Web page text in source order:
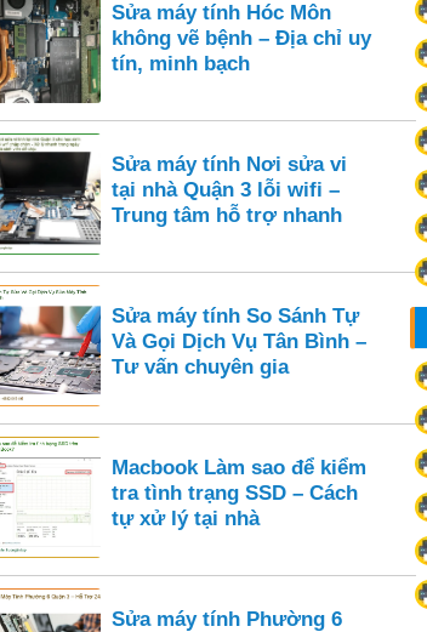
Sửa máy tính Hóc Môn
không vẽ bệnh – Địa chỉ uy
tín, minh bạch
Sửa máy tính Nơi sửa vi
tại nhà Quận 3 lỗi wifi –
Trung tâm hỗ trợ nhanh
Sửa máy tính So Sánh Tự
Và Gọi Dịch Vụ Tân Bình –
Tư vấn chuyên gia
Macbook Làm sao để kiểm
tra tình trạng SSD – Cách
tự xử lý tại nhà
Sửa máy tính Phường 6